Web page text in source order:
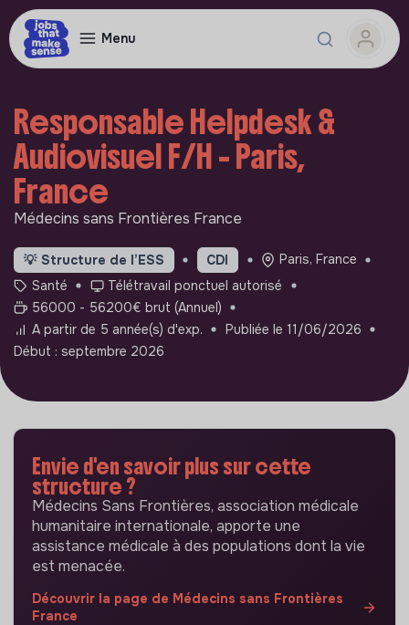
Menu
Responsable Helpdesk &
Audiovisuel F/H - Paris,
France
Médecins sans Frontières France
💡 Structure de l’ESS CDI
Paris, France
Santé
Télétravail ponctuel autorisé
56000 - 56200€ brut (Annuel)
A partir de 5 année(s) d'exp.
Publiée le 11/06/2026
Début : septembre 2026
Envie d'en savoir plus sur cette
structure ?
Médecins Sans Frontières, association médicale
humanitaire internationale, apporte une
assistance médicale à des populations dont la vie
est menacée.
Découvrir la page de Médecins sans Frontières
France